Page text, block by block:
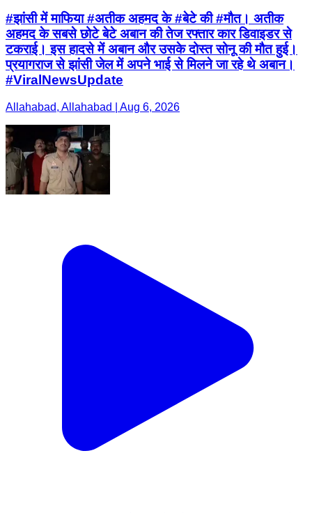
#झांसी में माफिया #अतीक अहमद के #बेटे की #मौत। अतीक
अहमद के सबसे छोटे बेटे अबान की तेज रफ्तार कार डिवाइडर से
टकराई। इस हादसे में अबान और उसके दोस्त सोनू की मौत हुई।
प्रयागराज से झांसी जेल में अपने भाई से मिलने जा रहे थे अबान।
#ViralNewsUpdate
Allahabad, Allahabad | Aug 6, 2026